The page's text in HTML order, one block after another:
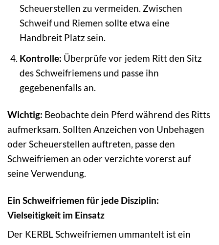
Scheuerstellen zu vermeiden. Zwischen
Schweif und Riemen sollte etwa eine
Handbreit Platz sein.
Kontrolle: Überprüfe vor jedem Ritt den Sitz
des Schweifriemens und passe ihn
gegebenenfalls an.
Wichtig: Beobachte dein Pferd während des Ritts
aufmerksam. Sollten Anzeichen von Unbehagen
oder Scheuerstellen auftreten, passe den
Schweifriemen an oder verzichte vorerst auf
seine Verwendung.
Ein Schweifriemen für jede Disziplin:
Vielseitigkeit im Einsatz
Der KERBL Schweifriemen ummantelt ist ein